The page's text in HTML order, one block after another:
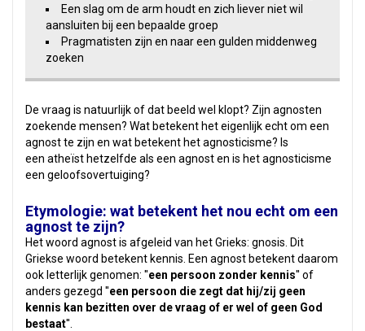
Een slag om de arm houdt en zich liever niet wil
aansluiten bij een bepaalde groep
Pragmatisten zijn en naar een gulden middenweg
zoeken
De vraag is natuurlijk of dat beeld wel klopt? Zijn agnosten
zoekende mensen? Wat betekent het eigenlijk echt om een
agnost te zijn en wat betekent het agnosticisme? Is
een atheïst hetzelfde als een agnost en is het agnosticisme
een geloofsovertuiging?
Etymologie: wat betekent het nou echt om een
agnost te zijn?
Het woord agnost is afgeleid van het Grieks: gnosis. Dit
Griekse woord betekent kennis. Een agnost betekent daarom
ook letterlijk genomen: ''een persoon zonder kennis'' of
anders gezegd ''een persoon die zegt dat hij/zij geen
kennis kan bezitten over de vraag of er wel of geen God
bestaat''.